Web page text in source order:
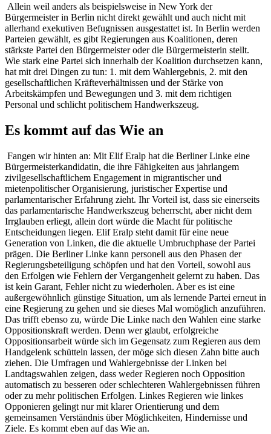
Allein weil anders als beispielsweise in New York der
Bürgermeister in Berlin nicht direkt gewählt und auch nicht mit
allerhand exekutiven Befugnissen ausgestattet ist. In Berlin werden
Parteien gewählt, es gibt Regierungen aus Koalitionen, deren
stärkste Partei den Bürgermeister oder die Bürgermeisterin stellt.
Wie stark eine Partei sich innerhalb der Koalition durchsetzen kann,
hat mit drei Dingen zu tun: 1. mit dem Wahlergebnis, 2. mit den
gesellschaftlichen Kräfteverhältnissen und der Stärke von
Arbeitskämpfen und Bewegungen und 3. mit dem richtigen
Personal und schlicht politischem Handwerkszeug.
Es kommt auf das Wie an
Fangen wir hinten an: Mit Elif Eralp hat die Berliner Linke eine
Bürgermeisterkandidatin, die ihre Fähigkeiten aus jahrlangem
zivilgesellschaftlichem Engagement in migrantischer und
mietenpolitischer Organisierung, juristischer Expertise und
parlamentarischer Erfahrung zieht. Ihr Vorteil ist, dass sie einerseits
das parlamentarische Handwerkszeug beherrscht, aber nicht dem
Irrglauben erliegt, allein dort würde die Macht für politische
Entscheidungen liegen. Elif Eralp steht damit für eine neue
Generation von Linken, die die aktuelle Umbruchphase der Partei
prägen. Die Berliner Linke kann personell aus den Phasen der
Regierungsbeteiligung schöpfen und hat den Vorteil, sowohl aus
den Erfolgen wie Fehlern der Vergangenheit gelernt zu haben. Das
ist kein Garant, Fehler nicht zu wiederholen. Aber es ist eine
außergewöhnlich günstige Situation, um als lernende Partei erneut in
eine Regierung zu gehen und sie dieses Mal womöglich anzuführen.
Das trifft ebenso zu, würde Die Linke nach den Wahlen eine starke
Oppositionskraft werden. Denn wer glaubt, erfolgreiche
Oppositionsarbeit würde sich im Gegensatz zum Regieren aus dem
Handgelenk schütteln lassen, der möge sich diesen Zahn bitte auch
ziehen. Die Umfragen und Wahlergebnisse der Linken bei
Landtagswahlen zeigen, dass weder Regieren noch Opposition
automatisch zu besseren oder schlechteren Wahlergebnissen führen
oder zu mehr politischen Erfolgen. Linkes Regieren wie linkes
Opponieren gelingt nur mit klarer Orientierung und dem
gemeinsamen Verständnis über Möglichkeiten, Hindernisse und
Ziele. Es kommt eben auf das Wie an.